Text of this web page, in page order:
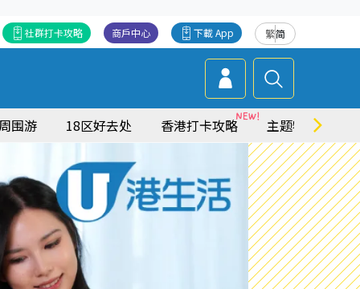
繁简
下載 App
商戶中心
社群打卡攻略
围游 18区好去处 香港打卡攻略 主题特集